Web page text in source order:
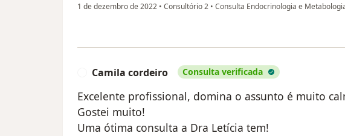
1 de dezembro de 2022 • Consultório 2 • Consulta Endocrinologia e
Camila cordeiro Consulta verificada
Excelente profissional, domina o assunto é muito
Gostei muito!
Uma ótima consulta a Dra Letícia tem!